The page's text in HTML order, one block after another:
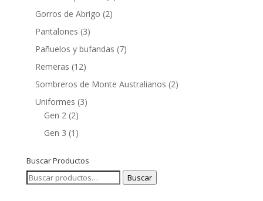
Gorros de Abrigo (2)
Pantalones (3)
Pañuelos y bufandas (7)
Remeras (12)
Sombreros de Monte Australianos (2)
Uniformes (3)
Gen 2 (2)
Gen 3 (1)
Buscar Productos
Buscar
Buscar